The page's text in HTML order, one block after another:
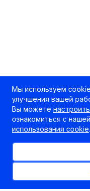
Мы используем
улучшения вашей
Вы можете
ознакомиться с нашей
использования cookie.